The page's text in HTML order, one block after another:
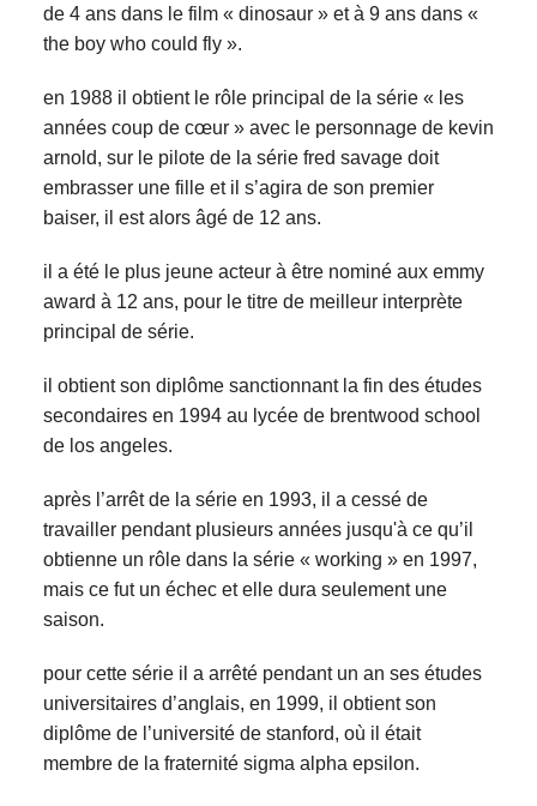
de 4 ans dans le film « dinosaur » et à 9 ans dans «
the boy who could fly ».
en 1988 il obtient le rôle principal de la série « les
années coup de cœur » avec le personnage de kevin
arnold, sur le pilote de la série fred savage doit
embrasser une fille et il s’agira de son premier
baiser, il est alors âgé de 12 ans.
il a été le plus jeune acteur à être nominé aux emmy
award à 12 ans, pour le titre de meilleur interprète
principal de série.
il obtient son diplôme sanctionnant la fin des études
secondaires en 1994 au lycée de brentwood school
de los angeles.
après l’arrêt de la série en 1993, il a cessé de
travailler pendant plusieurs années jusqu'à ce qu’il
obtienne un rôle dans la série « working » en 1997,
mais ce fut un échec et elle dura seulement une
saison.
pour cette série il a arrêté pendant un an ses études
universitaires d’anglais, en 1999, il obtient son
diplôme de l’université de stanford, où il était
membre de la fraternité sigma alpha epsilon.